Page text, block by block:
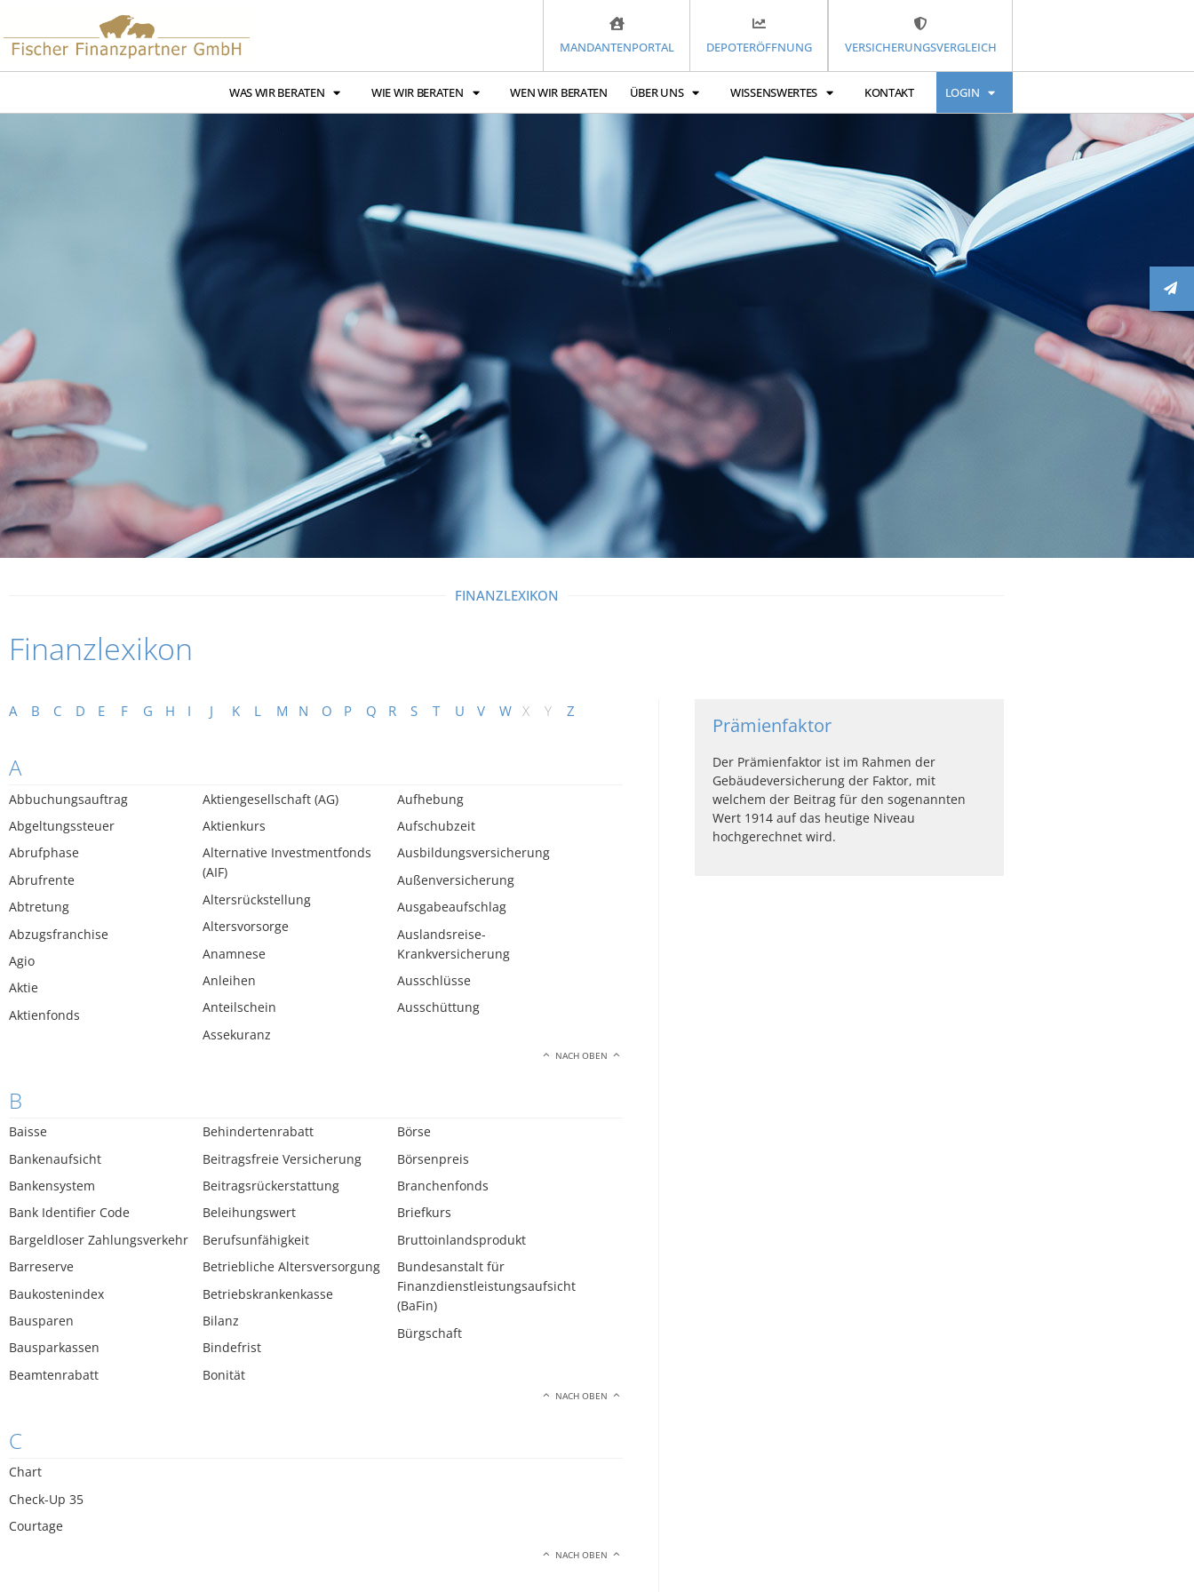
MANDANTENPORTAL DEPOTERÖFFNUNG VERSICHERUNGSVERGLEICH
WAS WIR BERATEN WIE WIR BERATEN WEN WIR BERATEN ÜBER UNS WISSENSWERTES KONTAKT LOGIN
FINANZLEXIKON
Finanzlexikon
A B C D E F G H I J K L M N O P Q R S T U V W X Y Z
A
Abbuchungsauftrag
Abgeltungssteuer
Abrufphase
Abrufrente
Abtretung
Abzugsfranchise
Agio
Aktie
Aktienfonds
Aktiengesellschaft (AG)
Aktienkurs
Alternative Investmentfonds
(AIF)
Altersrückstellung
Altersvorsorge
Anamnese
Anleihen
Anteilschein
Assekuranz
Aufhebung
Aufschubzeit
Ausbildungsversicherung
Außenversicherung
Ausgabeaufschlag
Auslandsreise-
Krankversicherung
Ausschlüsse
Ausschüttung
NACH OBEN
B
Baisse
Bankenaufsicht
Bankensystem
Bank Identifier Code
Bargeldloser Zahlungsverkehr
Barreserve
Baukostenindex
Bausparen
Bausparkassen
Beamtenrabatt
Behindertenrabatt
Beitragsfreie Versicherung
Beitragsrückerstattung
Beleihungswert
Berufsunfähigkeit
Betriebliche Altersversorgung
Betriebskrankenkasse
Bilanz
Bindefrist
Bonität
Börse
Börsenpreis
Branchenfonds
Briefkurs
Bruttoinlandsprodukt
Bundesanstalt für
Finanzdienstleistungsaufsicht
(BaFin)
Bürgschaft
NACH OBEN
C
Chart
Check-Up 35
Courtage
NACH OBEN
Prämienfaktor
Der Prämienfaktor ist im Rahmen der
Gebäudeversicherung der Faktor, mit
welchem der Beitrag für den sogenannten
Wert 1914 auf das heutige Niveau
hochgerechnet wird.